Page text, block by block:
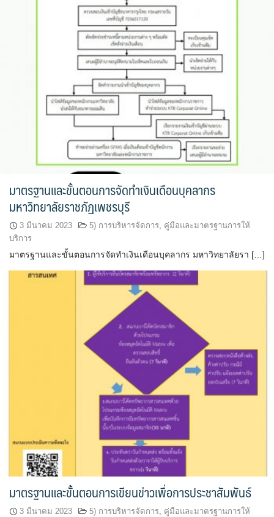
มาตรฐานและขั้นตอนการจัดทำเงินเดือนบุคลากร
มหาวิทยาลัยราชภัฏเพชรบุรี
3 มีนาคม 2023 5) การบริหารจัดการ, คู่มือและมาตรฐานการให้
บริการ
มาตรฐานและขั้นตอนการจัดทำเงินเดือนบุคลากร มหาวิทยาลัยรา […]
มาตรฐานและขั้นตอนการเขียนข่าวเพื่อการประชาสัมพันธ์
3 มีนาคม 2023 5) การบริหารจัดการ คู่มือและมาตรฐานการให้